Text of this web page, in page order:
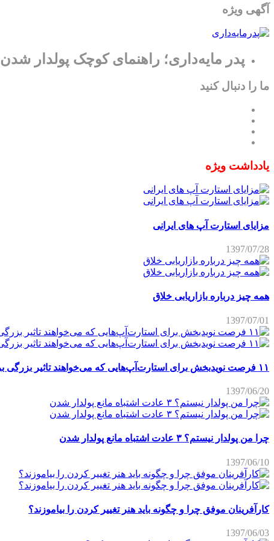
آگهی ویژه
پدر مایه‌داری؛ راهنمای کوچک پولدار شدن
ما را دنبال کنید
یادداشت ویژه
مزایای استارت آپ های ایرانی
1397/07/28
همه چیز درباره بازاریابی خلاق
1397/07/01
۱۱ فرصت نویدبخش برای استارت‌آپ‌هایی که می‌خواهند تاثیر بزرگی برجای بگذارند
1397/06/20
چرا من پولدار نیستم؟ ۳ عادت اشتباه مانع پولدار شدن
1397/06/10
کارآفرینان موفق چرا و چگونه باید هنر تغییر کردن را بیاموزند؟
1397/06/03